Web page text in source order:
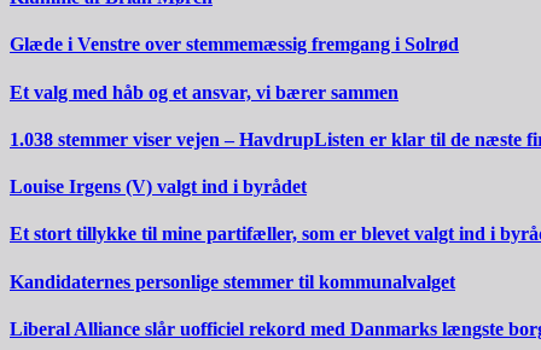
Glæde i Venstre over stemmemæssig fremgang i Solrød
Et valg med håb og et ansvar, vi bærer sammen
1.038 stemmer viser vejen – HavdrupListen er klar til de næste
Louise Irgens (V) valgt ind i byrådet
Et stort tillykke til mine partifæller, som er blevet valgt ind i
Kandidaternes personlige stemmer til kommunalvalget
Liberal Alliance slår uofficiel rekord med Danmarks længste